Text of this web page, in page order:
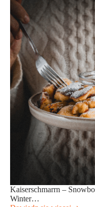
Kaiserschmarrn –
Winter…